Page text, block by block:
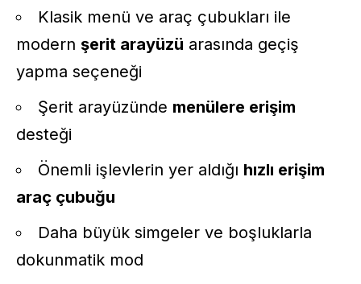
Klasik menü ve araç çubukları ile
modern şerit arayüzü arasında geçiş
yapma seçeneği
Şerit arayüzünde menülere erişim
desteği
Önemli işlevlerin yer aldığı hızlı erişim
araç çubuğu
Daha büyük simgeler ve boşluklarla
dokunmatik mod